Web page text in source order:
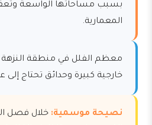
بسبب مساحاتها الواسعة
المعمارية.
معظم الفلل في منطقة النزهة
خارجية كبيرة وحدائق تحتاج
نصيحة موسمية: خلال فصل